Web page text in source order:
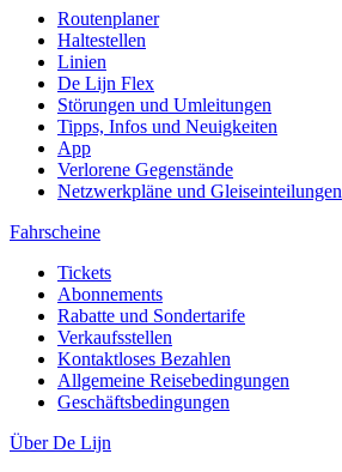
Routenplaner
Haltestellen
Linien
De Lijn Flex
Störungen und Umleitungen
Tipps, Infos und Neuigkeiten
App
Verlorene Gegenstände
Netzwerkpläne und Gleiseinteilungen
Fahrscheine
Tickets
Abonnements
Rabatte und Sondertarife
Verkaufsstellen
Kontaktloses Bezahlen
Allgemeine Reisebedingungen
Geschäftsbedingungen
Über De Lijn